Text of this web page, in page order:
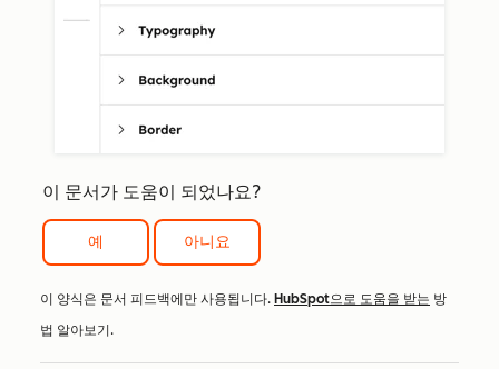
이 문서가 도움이 되었나요?
예 아니요
이 양식은 문서 피드백에만 사용됩니다. HubSpot으로 도움을 받는 방
법 알아보기.